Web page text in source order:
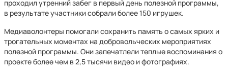
проходил утренний забег в первый день полезной программы,
в результате участники собрали более 150 игрушек.
Медиаволонтеры помогали сохранить память о самых ярких и
трогательных моментах на добровольческих мероприятиях
полезной программы. Они запечатлели теплые воспоминания о
проекте более чем в 2,5 тысячи видео и фотографиях.